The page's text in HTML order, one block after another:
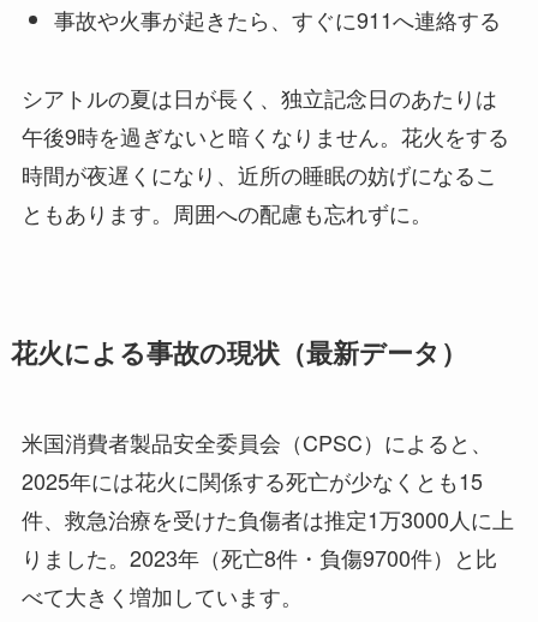
事故や火事が起きたら、すぐに911へ連絡する
シアトルの夏は日が長く、独立記念日のあたりは
午後9時を過ぎないと暗くなりません。花火をする
時間が夜遅くになり、近所の睡眠の妨げになるこ
ともあります。周囲への配慮も忘れずに。
花火による事故の現状（最新データ）
米国消費者製品安全委員会（CPSC）によると、
2025年には花火に関係する死亡が少なくとも15
件、救急治療を受けた負傷者は推定1万3000人に上
りました。2023年（死亡8件・負傷9700件）と比
べて大きく増加しています。